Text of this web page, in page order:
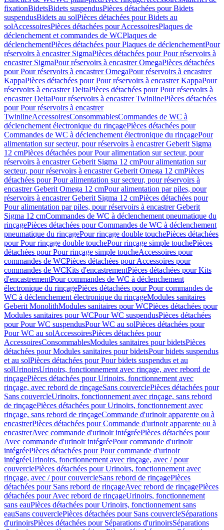
fixationBidetsBidets suspendusPièces détachées pour Bidets
suspendusBidets au solPièces détachées pour Bidets au
solAccessoiresPièces détachées pour AccessoiresPlaques de
déclenchement et commandes de WCPlaques de
déclenchementPièces détachées pour Plaques de déclenchementPour
réservoirs à encastrer SigmaPièces détachées pour Pour réservoirs à
encastrer SigmaPour réservoirs à encastrer OmegaPièces détachées
pour Pour réservoirs à encastrer OmegaPour réservoirs à encastrer
KappaPièces détachées pour Pour réservoirs à encastrer KappaPour
réservoirs à encastrer DeltaPièces détachées pour Pour réservoirs à
encastrer DeltaPour réservoirs à encastrer TwinlinePièces détachées
pour Pour réservoirs à encastrer
TwinlineAccessoiresConsommablesCommandes de WC à
déclenchement électronique du rinçagePièces détachées pour
Commandes de WC à déclenchement électronique du rinçagePour
alimentation sur secteur, pour réservoirs à encastrer Geberit Sigma
12 cmPièces détachées pour Pour alimentation sur secteur, pour
réservoirs à encastrer Geberit Sigma 12 cmPour alimentation sur
secteur, pour réservoirs à encastrer Geberit Omega 12 cmPièces
détachées pour Pour alimentation sur secteur, pour réservoirs à
encastrer Geberit Omega 12 cmPour alimentation par piles, pour
réservoirs à encastrer Geberit Sigma 12 cmPièces détachées pour
Pour alimentation par piles, pour réservoirs à encastrer Geberit
Sigma 12 cmCommandes de WC à déclenchement pneumatique du
rinçagePièces détachées pour Commandes de WC à déclenchement
pneumatique du rinçagePour rinçage double touchePièces détachées
pour Pour rinçage double touchePour rinçage simple touchePièces
détachées pour Pour rinçage simple toucheAccessoires pour
commandes de WCPièces détachées pour Accessoires pour
commandes de WCKits d'encastrementPièces détachées pour Kits
d'encastrementPour commandes de WC à déclenchement
électronique du rinçagePièces détachées pour Pour commandes de
WC à déclenchement électronique du rinçageModules sanitaires
Geberit MonolithModules sanitaires pour WCPièces détachées pour
Modules sanitaires pour WCPour WC suspendusPièces détachées
pour Pour WC suspendusPour WC au solPièces détachées pour
Pour WC au solAccessoiresPièces détachées pour
AccessoiresConsommablesModules sanitaires pour bidetsPièces
détachées pour Modules sanitaires pour bidetsPour bidets suspendus
et au solPièces détachées pour Pour bidets suspendus et au
solUrinoirsUrinoirs, fonctionnement avec rinçage, avec rebord de
rinçagePièces détachées pour Urinoirs, fonctionnement avec
rinçage, avec rebord de rinçageSans couverclePièces détachées pour
Sans couvercleUrinoirs, fonctionnement avec rinçage, sans rebord
de rinçagePièces détachées pour Urinoirs, fonctionnement avec
rinçage, sans rebord de rinçageCommande d'urinoir apparente ou à
encastrerPièces détachées pour Commande d'urinoir apparente ou à
encastrerAvec commande d'urinoir intégréePièces détachées pour
Avec commande d'urinoir intégréePour commande d'urinoir
intégréePièces détachées pour Pour commande d'urinoir
intégréeUrinoirs, fonctionnement avec rinçage, avec / pour
couverclePièces détachées pour Urinoirs, fonctionnement avec
rinçage, avec / pour couvercleSans rebord de rinçagePièces
détachées pour Sans rebord de rinçageAvec rebord de rinçagePièces
détachées pour Avec rebord de rinçageUrinoirs, fonctionnement
sans eauPièces détachées pour Urinoirs, fonctionnement sans
eauSans couverclePièces détachées pour Sans couvercleSéparations
d'urinoirsPièces détachées pour Séparations d'urinoirsSéparations